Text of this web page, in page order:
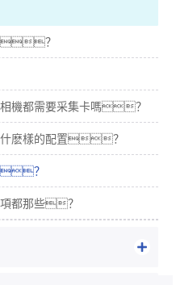
？
機都需要采集卡嗎？
什麽樣的配置？
？
都那些？